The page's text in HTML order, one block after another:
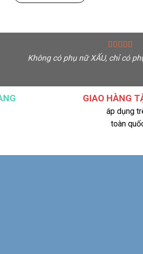
Không có phụ nữ XẤU, chỉ có
GIAO HÀNG
áp dụng
toàn